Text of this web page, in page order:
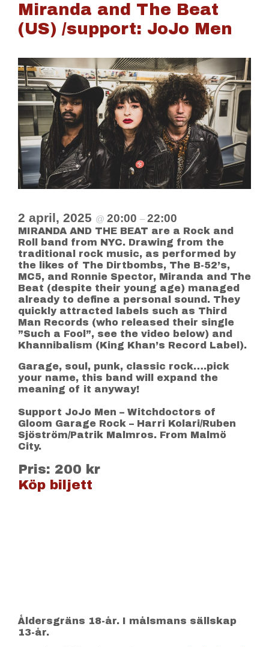
Miranda and The Beat
(US) /support: JoJo Men
2 april, 2025 @ 20:00 – 22:00
MIRANDA AND THE BEAT are a Rock and
Roll band from NYC. Drawing from the
traditional rock music, as performed by
the likes of The Dirtbombs, The B-52’s,
MC5, and Ronnie Spector, Miranda and The
Beat (despite their young age) managed
already to define a personal sound. They
quickly attracted labels such as Third
Man Records (who released their single
”Such a Fool”, see the video below) and
Khannibalism (King Khan’s Record Label).
Garage, soul, punk, classic rock….pick
your name, this band will expand the
meaning of it anyway!
Support JoJo Men – Witchdoctors of
Gloom Garage Rock – Harri Kolari/Ruben
Sjöström/Patrik Malmros. From Malmö
City.
Pris: 200 kr
Köp biljett
Åldersgräns 18-år. I målsmans sällskap
13-år.